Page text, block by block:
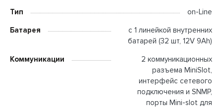
Тип on-Line
Батарея
с 1 линейкой внутренних
батарей (32 шт, 12V 9Ah)
Коммуникации
2 коммуникационных
разъема MiniSlot,
интерфейс сетевого
подключения и SNMP,
порты Mini-slot для